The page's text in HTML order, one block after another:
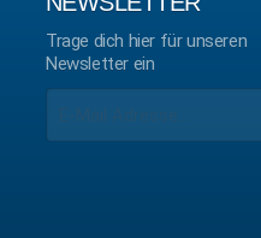
Trage dich hier für unseren
Newsletter ein